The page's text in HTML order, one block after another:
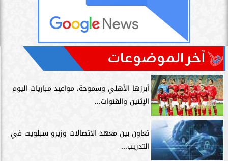
آخر الموضوعات
أبرزها الأهلي وسموحة، مواعيد مباريات اليوم
الإثنين والقنوات...
تعاون بين معهد الاتصالات وزيرو سبلويت في
التدريب...